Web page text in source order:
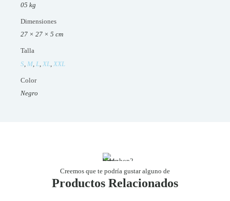
05 kg
Dimensiones
27 × 27 × 5 cm
Talla
S M, L, XL, XXL
Color
Negro
Productos Relacionados
Creemos que te podría gustar alguno de